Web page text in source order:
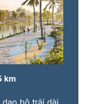
km
bộ trải dài